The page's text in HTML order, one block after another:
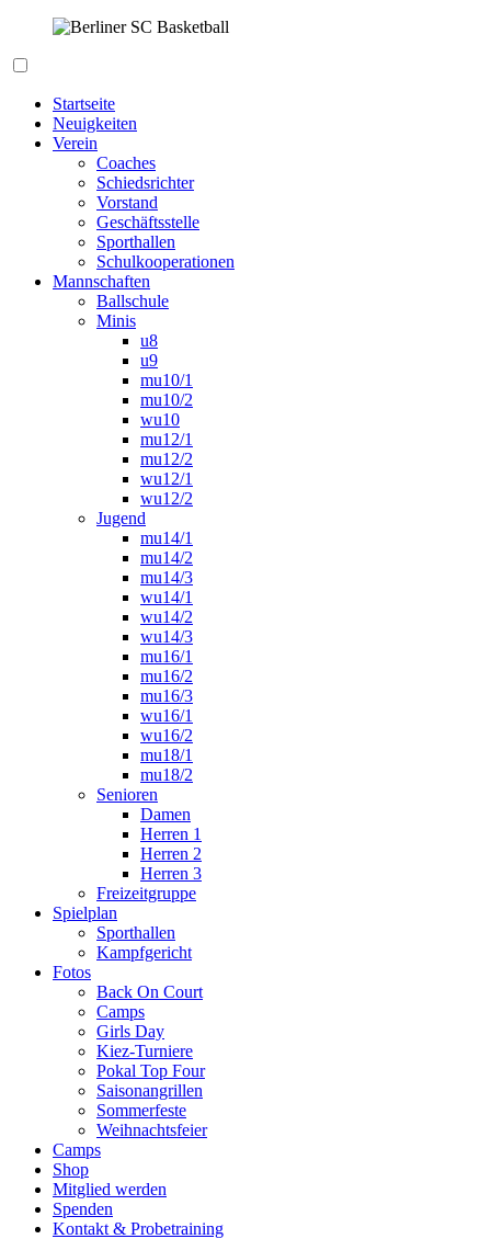
springen
Startseite
Neuigkeiten
Verein
Coaches
Schiedsrichter
Vorstand
Geschäftsstelle
Sporthallen
Schulkooperationen
Mannschaften
Ballschule
Minis
u8
u9
mu10/1
mu10/2
wu10
mu12/1
mu12/2
wu12/1
wu12/2
Jugend
mu14/1
mu14/2
mu14/3
wu14/1
wu14/2
wu14/3
mu16/1
mu16/2
mu16/3
wu16/1
wu16/2
mu18/1
mu18/2
Senioren
Damen
Herren 1
Herren 2
Herren 3
Freizeitgruppe
Spielplan
Sporthallen
Kampfgericht
Fotos
Back On Court
Camps
Girls Day
Kiez-Turniere
Pokal Top Four
Saisonangrillen
Sommerfeste
Weihnachtsfeier
Camps
Shop
Mitglied werden
Spenden
Kontakt & Probetraining